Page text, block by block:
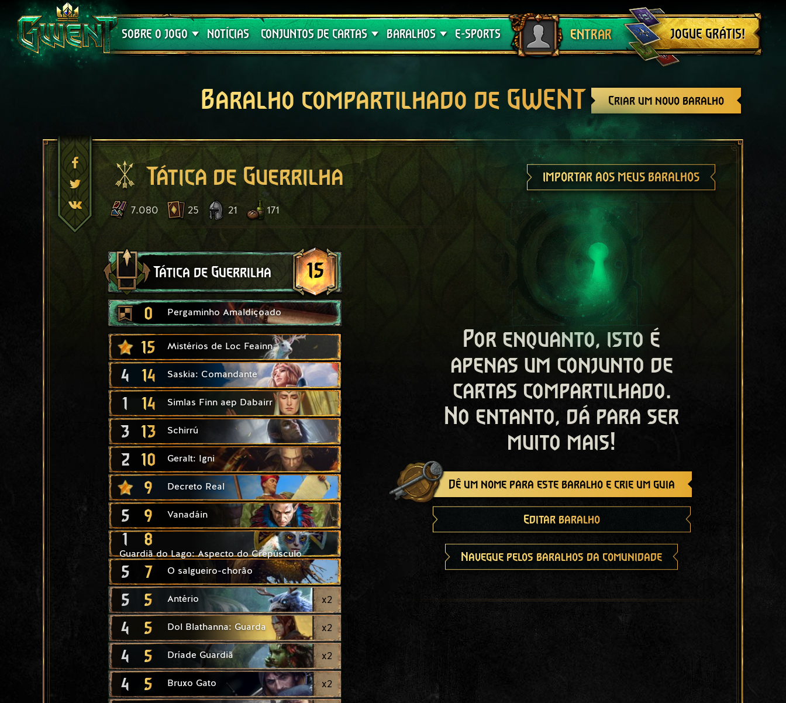
SOBRE O JOGO
Suporte
NOTÍCIAS CONJUNTOS DE CARTAS
Crimson Curse
BARALHOS
Guia de Baralhos
E-SPORTS ENTRAR
Sair
JOGUE GRÁTIS!
Criar um novo baralho
Baralho compartilhado de GWENT
Tática de Guerrilha IMPORTAR AOS MEUS BARALHOS
7.080 25 21 171
Tática de Guerrilha 15
0 Pergaminho Amaldiçoado
15 Mistérios de Loc Feainn
4 14 Saskia: Comandante
1 14 Simlas Finn aep Dabairr
3 13 Schirrú
2 10 Geralt: Igni
9 Decreto Real
5 9 Vanadáin
1 8
Guardiã do Lago: Aspecto do Crepúsculo
5 7 O salgueiro-chorão
5 5 Antério x2
4 5 Dol Blathanna: Guarda x2
4 5 Dríade Guardiã x2
4 5 Bruxo Gato x2
Por enquanto, isto é
apenas um conjunto de
cartas compartilhado.
No entanto, dá para ser
muito mais!
Dê um nome para este baralho e crie um guia
Editar baralho
Navegue pelos baralhos da comunidade